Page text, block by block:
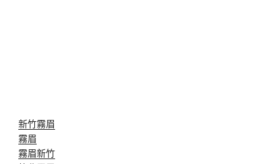
新竹霧眉
霧眉
霧眉新竹